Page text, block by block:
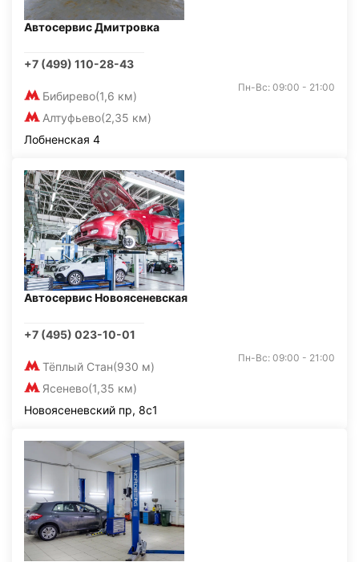
Автосервис Дмитровка
+7 (499) 110-28-43
Бибирево(1,6 км)
Алтуфьево(2,35 км)
Пн-Вс: 09:00 - 21:00
Лобненская 4
Автосервис Новоясеневская
+7 (495) 023-10-01
Тёплый Стан(930 м)
Ясенево(1,35 км)
Пн-Вс: 09:00 - 21:00
Новоясеневский пр, 8с1